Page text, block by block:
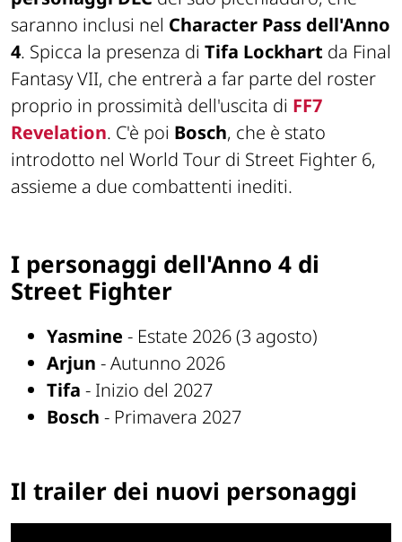
saranno inclusi nel Character Pass dell'Anno
4. Spicca la presenza di Tifa Lockhart da Final
Fantasy VII, che entrerà a far parte del roster
proprio in prossimità dell'uscita di FF7
Revelation. C'è poi Bosch, che è stato
introdotto nel World Tour di Street Fighter 6,
assieme a due combattenti inediti.
I personaggi dell'Anno 4 di
Street Fighter
Yasmine - Estate 2026 (3 agosto)
Arjun - Autunno 2026
Tifa - Inizio del 2027
Bosch - Primavera 2027
Il trailer dei nuovi personaggi